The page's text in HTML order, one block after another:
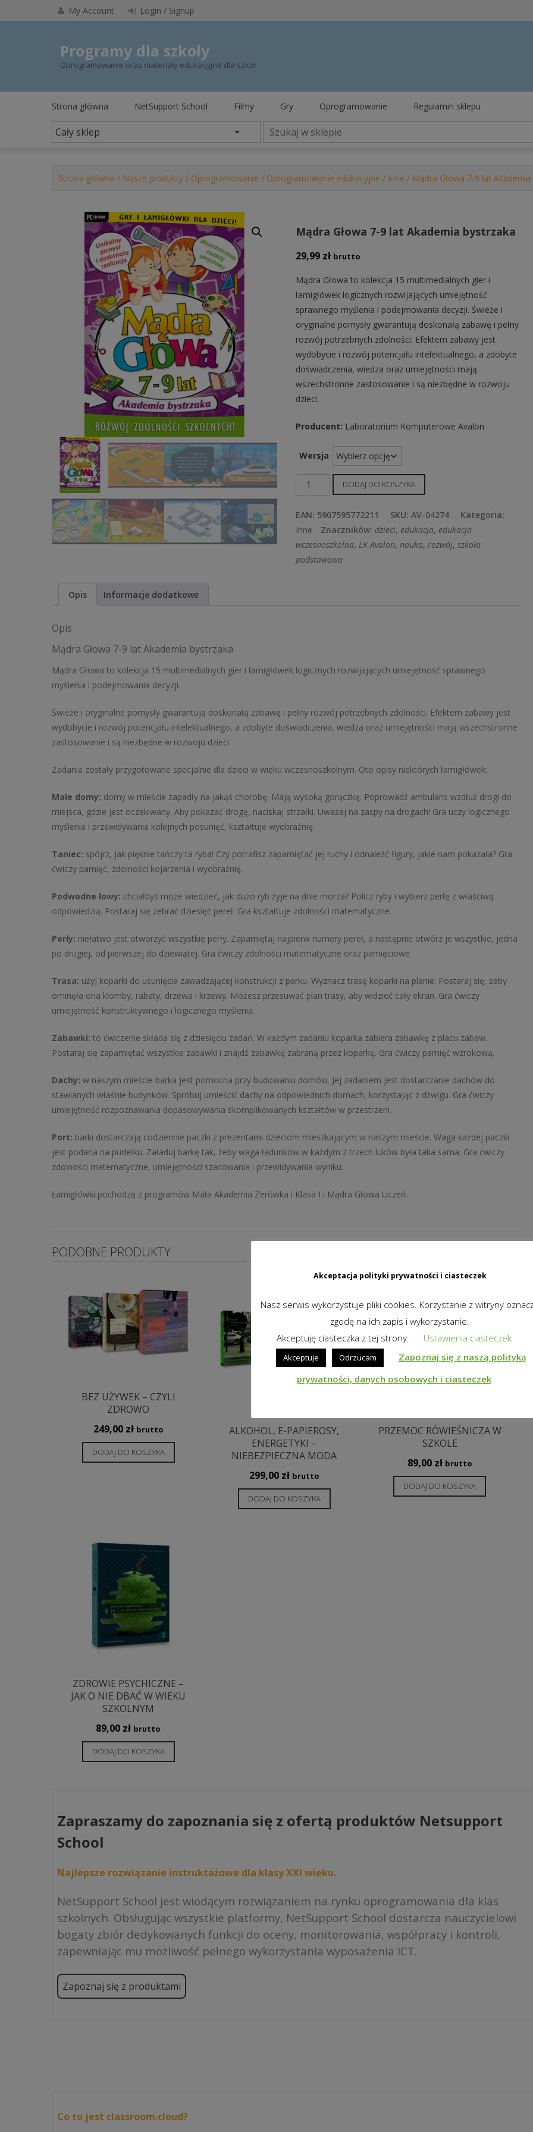
to
My Account Login / Signup
Programy dla szkoły
Oprogramowanie oraz materiały edukacyjne dla szkół
Strona główna NetSupport School Filmy Gry Oprogramowanie Regulamin sklepu
Strona główna / Nasze produkty / Oprogramowanie / Oprogramowanie edukacyjne / Inne / Mądra Głowa 7-9 lat
Mądra Głowa 7-9 lat Akademia bystrzaka
29,99 zł brutto
Mądra Głowa to kolekcja 15 multimedialnych gier i
łamigłówek logicznych rozwijających umiejętność
sprawnego myślenia i podejmowania decyzji. Świeże i
oryginalne pomysły gwarantują doskonałą zabawę i pełny
rozwój potrzebnych zdolności. Efektem zabawy jest
wydobycie i rozwój potencjału intelektualnego, a zdobyte
doświadczenia, wiedza oraz umiejętności mają
wszechstronne zastosowanie i są niezbędne w rozwoju
dzieci.
Producent: Laboratorium Komputerowe Avalon
Wersja
ilość
Mądra
Głowa
7-
9
lat
DODAJ DO KOSZYKA
EAN: 5907595772211 SKU:AV-04274
Kategoria:
Inne
Znaczników: dzieci, edukacja, edukacja
wczesnoszkolna, LK Avalon,nauka,rozwój,szkoła
podstawowa
Opis Informacje dodatkowe
Opis
Mądra Głowa 7-9 lat Akademia bystrzaka
Mądra Głowa to kolekcja 15 multimedialnych gier i łamigłówek logicznych rozwijających umiejętność sprawnego
myślenia i podejmowania decyzji.
Świeże i oryginalne pomysły gwarantują doskonałą zabawę i pełny rozwój potrzebnych zdolności. Efektem zabawy jest
wydobycie i rozwój potencjału intelektualnego, a zdobyte doświadczenia, wiedza oraz umiejętności mają wszechstronne
zastosowanie i są niezbędne w rozwoju dzieci.
Zadania zostały przygotowane specjalnie dla dzieci w wieku wczesnoszkolnym. Oto opisy niektórych łamigłówek:
Małe domy: domy w mieście zapadły na jakąś chorobę. Mają wysoką gorączkę. Poprowadź ambulans wzdłuż drogi do
miejsca, gdzie jest oczekiwany. Aby pokazać drogę, naciskaj strzałki. Uważaj na zaspy na drogach! Gra uczy logicznego
myślenia i przewidywania kolejnych posunięć, kształtuje wyobraźnię.
Taniec: spójrz, jak pięknie tańczy ta ryba! Czy potrafisz zapamiętać jej ruchy i odnaleźć figury, jakie nam pokazała? Gra
ćwiczy pamięć, zdolności kojarzenia i wyobraźnię.
Podwodne łowy: chciałbyś może wiedzieć, jak dużo ryb żyje na dnie morza? Policz ryby i wybierz perłę z właściwą
odpowiedzią. Postaraj się zebrać dziesięć pereł. Gra kształtuje zdolności matematyczne.
Perły: niełatwo jest otworzyć wszystkie perły. Zapamiętaj najpierw numery pereł, a następnie otwórz je wszystkie, jedna
po drugiej, od pierwszej do dziewiątej. Gra ćwiczy zdolności matematyczne oraz pamięciowe.
Trasa: użyj koparki do usunięcia zawadzającej konstrukcji z parku. Wyznacz trasę koparki na planie. Postaraj się, żeby
ominęła ona klomby, rabaty, drzewa i krzewy. Możesz przesuwać plan trasy, aby widzieć cały ekran. Gra ćwiczy
umiejętność konstruktywnego i logicznego myślenia.
Zabawki: to ćwiczenie składa się z dziesięciu zadań. W każdym zadaniu koparka zabiera zabawkę z placu zabaw.
Postaraj się zapamiętać wszystkie zabawki i znajdź zabawkę zabraną przez koparkę. Gra ćwiczy pamięć wzrokową.
Dachy: w naszym mieście barka jest pomocna przy budowaniu domów. Jej zadaniem jest dostarczanie dachów do
stawianych właśnie budynków. Spróbuj umieścić dachy na odpowiednich domach, korzystając z dźwigu. Gra ćwiczy
umiejętność rozpoznawania dopasowywania skomplikowanych kształtów w przestrzeni.
Port: barki dostarczają codziennie paczki z prezentami dzieciom mieszkającym w naszym mieście. Waga każdej paczki
jest podana na pudełku. Załaduj barkę tak, żeby waga ładunków w każdym z trzech luków była taka sama. Gra ćwiczy
zdolności matematyczne, umiejętności szacowania i przewidywania wyniku.
Łamigłówki pochodzą z programów Mała Akademia Zerówka i Klasa I i Mądra Głowa Uczeń.
PODOBNE PRODUKTY
BEZ UŻYWEK – CZYLI
ZDROWO
249,00 zł brutto
DODAJ DO KOSZYKA
ALKOHOL, E-PAPIEROSY,
ENERGETYKI –
NIEBEZPIECZNA MODA
299,00 zł brutto
DODAJ DO KOSZYKA
PRZEMOC RÓWIEŚNICZA W
SZKOLE
89,00 zł brutto
DODAJ DO KOSZYKA
ZDROWIE PSYCHICZNE –
JAK O NIE DBAĆ W WIEKU
SZKOLNYM
89,00 zł brutto
DODAJ DO KOSZYKA
Zapraszamy do zapoznania się z ofertą produktów Netsupport
School
Najlepsze rozwiązanie instruktażowe dla klasy XXI wieku.
NetSupport School jest wiodącym rozwiązaniem na rynku oprogramowania dla klas
szkolnych. Obsługując wszystkie platformy, NetSupport School dostarcza nauczycielowi
bogaty zbiór dedykowanych funkcji do oceny, monitorowania, współpracy i kontroli,
zapewniając mu możliwość pełnego wykorzystania wyposażenia ICT.
Zapoznaj się z produktami
Co to jest classroom.cloud?
Akceptacja polityki prywatności i ciasteczek
Nasz serwis wykorzystuje pliki cookies. Korzystanie z witryny
zgodę na ich zapis i wykorzystanie.
Akceptuję ciasteczka z tej strony.
Ustawienia ciasteczek
Akceptuje Odrzucam
Zapoznaj się z naszą polityką
prywatności, danych osobowych i ciasteczek